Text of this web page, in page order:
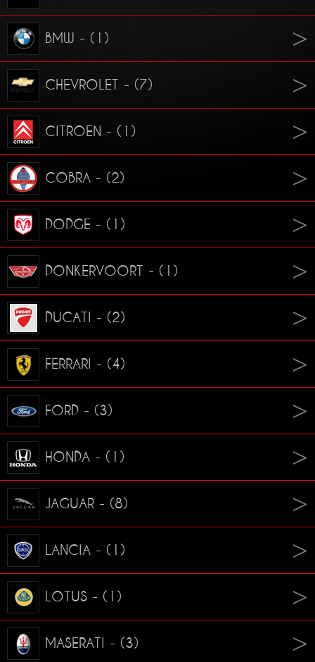
BMW - (1)
CHEVROLET - (7)
CITROEN - (1)
COBRA - (2)
DODGE - (1)
DONKERVOORT - (1)
DUCATI - (2)
FERRARI - (4)
FORD - (3)
HONDA - (1)
JAGUAR - (8)
LANCIA - (1)
LOTUS - (1)
MASERATI - (3)